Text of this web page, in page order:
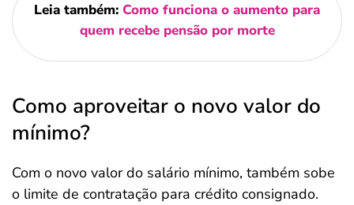
Leia também: Como funciona o aumento para
quem recebe pensão por morte
Como aproveitar o novo valor do
mínimo?
Com o novo valor do salário mínimo, também sobe
o limite de contratação para crédito consignado.